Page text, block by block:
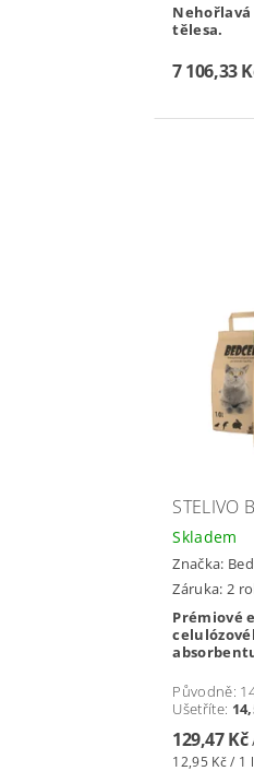
tělesa.
7 106,33
STELIVO
Skladem
Značka:
Záruka: 2
Prémiové
Původně:
Ušetříte:
129,47 Kč
12,95 Kč / 1 l